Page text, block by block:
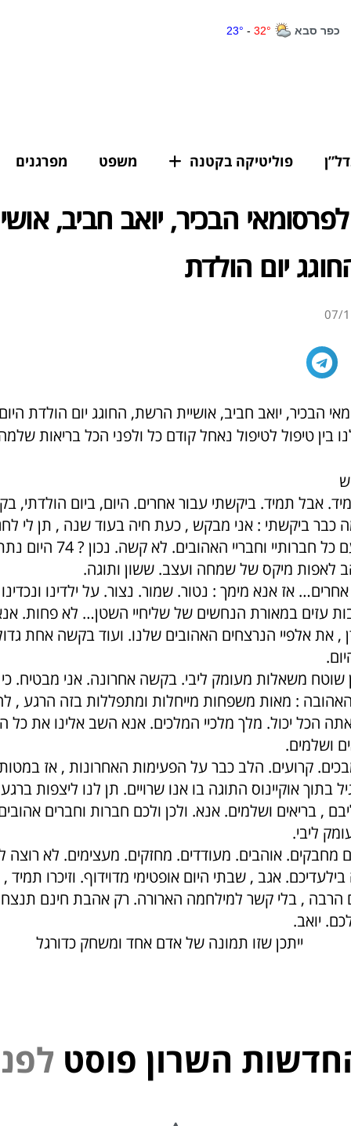
פוליטיקה בקטנה משפט מפרגנים
הבכיר, יואב חביב,
יום הולדת
07/
הבכיר, יואב חביב, אושיית הרשת, החוגג יום הולדת היום
בין טיפול לטיפול נאחל קודם כל ולפני הכל בריאות
אבל תמיד. ביקשתי עבור אחרים. היום, ביום הולדתי,
כבר ביקשתי : אני מבקש , כעת חיה בעוד שנה , תן לי
הולדתי ה 75 עם כל חברותיי
אז אנא מימך : נטור. שמור. נצור. על ילדינו
עזים במאורת הנחשים של שליחיי השטן… לא פחות.
, את אלפיי הנרצחים האהובים שלנו. ועוד בקשה אחת
שוטח משאלות מעומק ליבי. בקשה אחרונה. אני מבטיח. כי
: מאות משפחות מייחלות ומתפללות בזה הרגע ,
אתה הכל יכול. מלך מלכיי המלכים. אנא השב אלינו את כל
ושלמים.
קרועים. הלב כבר על הפעימות האחרונות , אז
בתוך אוקיינוס התוגה בו אנו שרויים. תן לנו ליצפות
, בריאים ושלמים. אנא. ולכן ולכם חברות וחברים
ליבי.
מחבקים. אוהבים. מעודדים. מחזקים. מעצימים. לא רוצה
אגב , שבתי היום אופטימי מדוידוף. וזיכרו תמיד ,
הרבה , בלי קשר למילחמה הארורה. רק אהבת חינם
יואב.
השרון פוסט